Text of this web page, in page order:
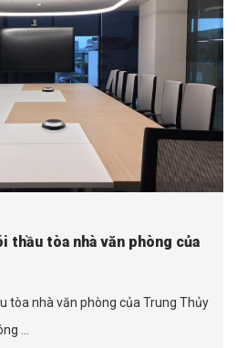
thầu tòa nhà văn phòng của
tòa nhà văn phòng của Trung Thủy
...